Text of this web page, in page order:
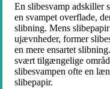
En slibesvamp adskiller
en svampet overflade,
slibning. Mens
ujævnheder, former
en mere ensartet
svært tilgængelige
slibesvampen ofte en
slibepapir.